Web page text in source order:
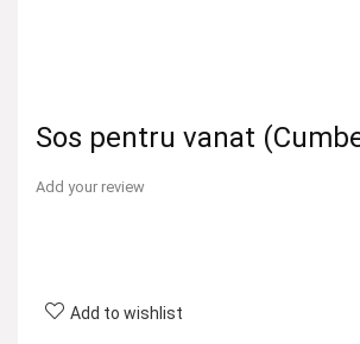
Sos pentru vanat
Add your review
Add to wishlist